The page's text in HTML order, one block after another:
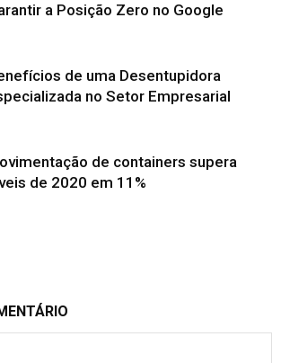
a Posição Zero no Google
de uma Desentupidora
no Setor Empresarial
de containers supera
de 2020 em 11%